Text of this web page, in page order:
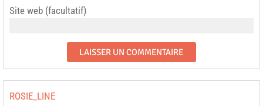
Site web (facultatif)
ROSIE_LINE